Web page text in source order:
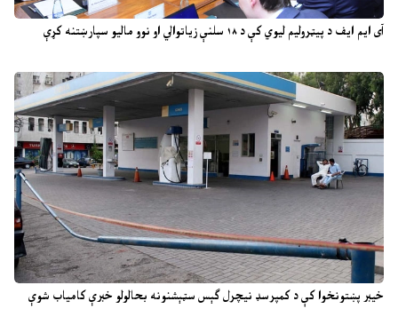
آی ایم ایف د پیټرولیم لیوي کې د ۱۸ سلنې زیاتوالي او نوو مالیو سپارښتنه کړې
خیبر پښتونخوا کې د کمپرسډ نیچرل ګېس سټېشنونه بحالولو خبرې کامیاب شوې